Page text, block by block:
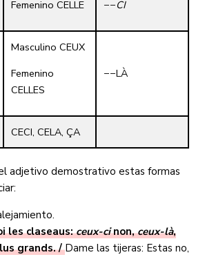
Femenino CELLE −−CI
Masculino CEUX
Femenino
CELLES
−−LÀ
CECI, CELA, ÇA
adjetivo demostrativo estas formas
les claseaus:ceux-cinon,ceux-là,
grands. /Dame las tijeras: Estas no,